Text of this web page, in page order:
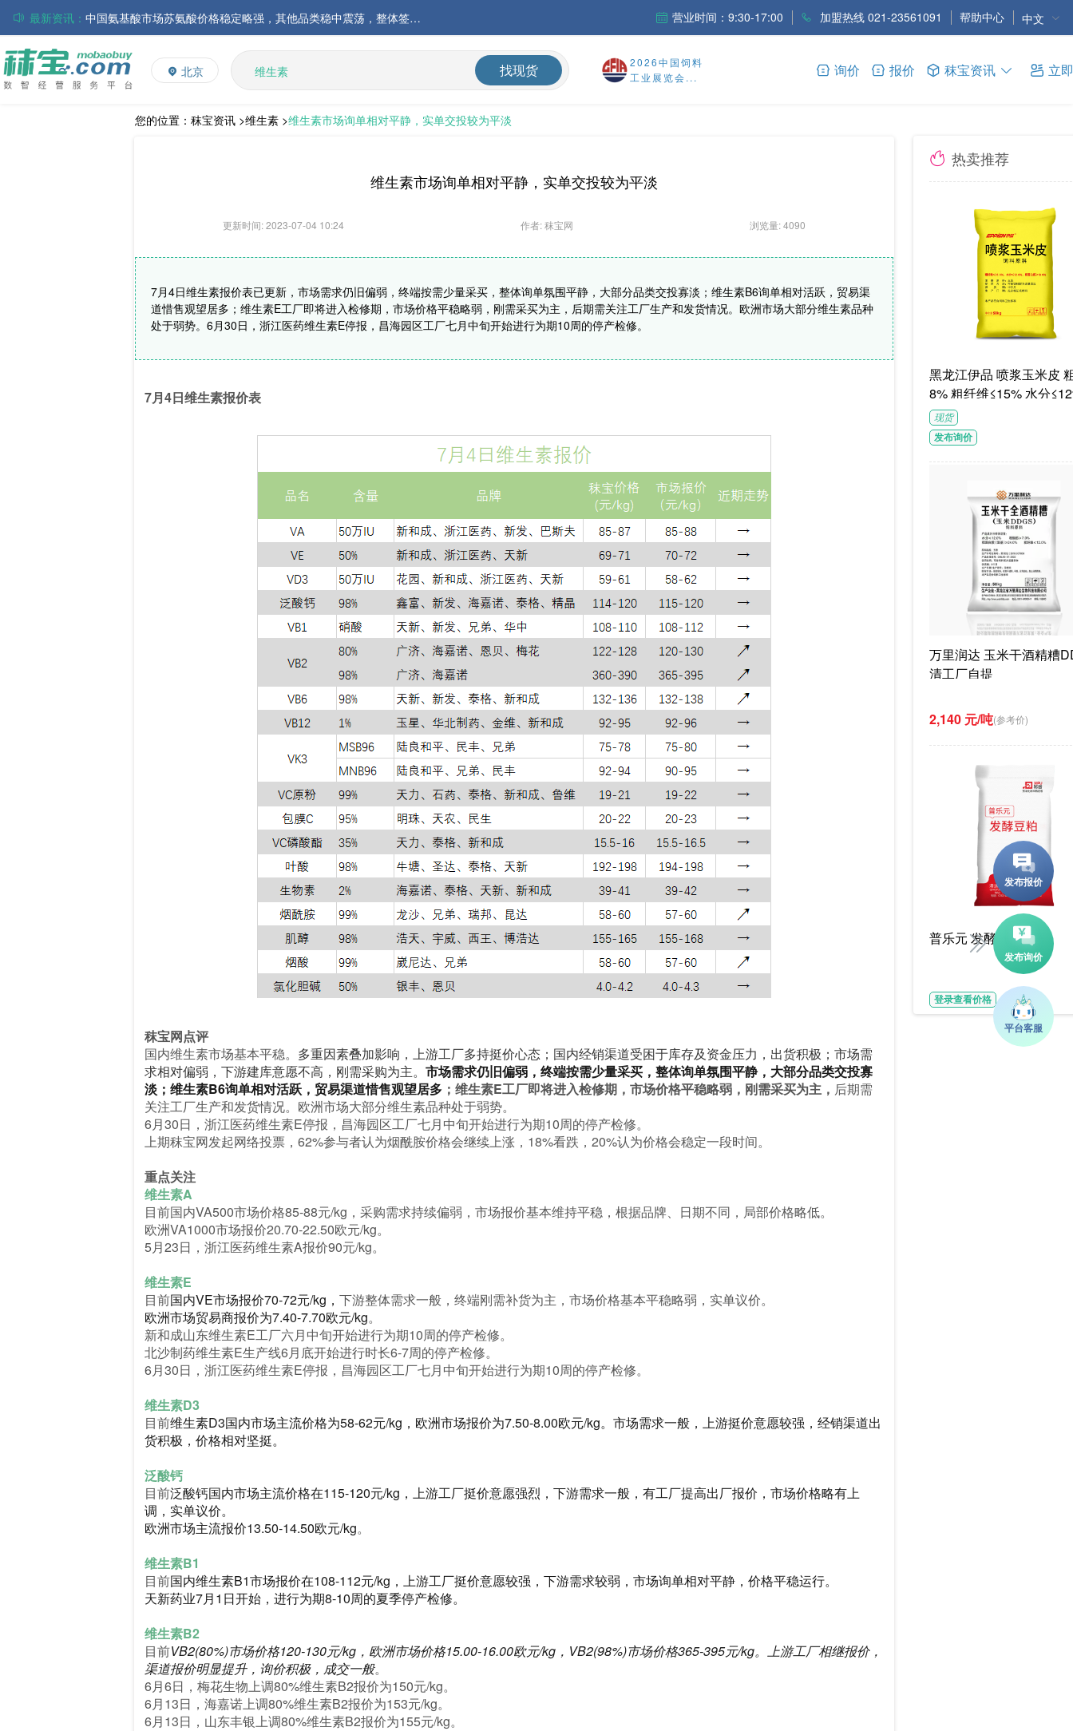
最新资讯：
中国氨基酸市场苏氨酸价格稳定略强，其他品类稳中震荡，整体签单清淡；欧洲物流成本进一步上升
磷酸氢钙市场行情走弱；小苏打和乳清粉市场价格稳定运行
帝斯曼-芬美意发布2026年上半年业绩
巴斯夫集团发布2026年第二季度财务报告
丸红株式会社发布截至2026年6月30日前3个月的合并财务报告
住友化学公布2026财年第一季度业绩
营业时间：9:30-17:00 加盟热线 021-23561091 帮助中心 中文
北京
L-赖氨酸硫酸盐
多维
多矿
维生素
饲料添加剂
找现货
2026中国饲料
工业展览会...
询价 报价 秣宝资讯 立
您的位置： 秣宝资讯 >维生素 >维生素市场询单相对平静，实单交投较为平淡
维生素市场询单相对平静，实单交投较为平淡
更新时间: 2023-07-04 10:24 作者: 秣宝网 浏览量: 4090
7月4日维生素报价表已更新，市场需求仍旧偏弱，终端按需少量采买，整体询单氛围平静，大部分品类交投寡淡；维生素B6询单相对活跃，贸易渠
道惜售观望居多；维生素E工厂即将进入检修期，市场价格平稳略弱，刚需采买为主，后期需关注工厂生产和发货情况。欧洲市场大部分维生素品种
处于弱势。6月30日，浙江医药维生素E停报，昌海园区工厂七月中旬开始进行为期10周的停产检修。
7月4日维生素报价表
秣宝网点评
国内维生素市场基本平稳。 多重因素叠加影响，上游工厂多持挺价心态；国内经销渠道受困于库存及资金压力，出货积极；市场需
求相对偏弱，下游建库意愿不高，刚需采购为主。 市场需求仍旧偏弱，终端按需少量采买，整体询单氛围平静，大部分品类交投寡
淡；维生素B6询单相对活跃，贸易渠道惜售观望居多 ；维生素E工厂即将进入检修期，市场价格平稳略弱，刚需采买为主， 后期需
关注工厂生产和发货情况。欧洲市场大部分维生素品种处于弱势。
6月30日，浙江医药维生素E停报，昌海园区工厂七月中旬开始进行为期10周的停产检修。
上期秣宝网发起网络投票，62%参与者认为烟酰胺价格会继续上涨，18%看跌，20%认为价格会稳定一段时间。
重点关注
维生素A
目前国内VA500市场价格85-88元/kg，采购需求持续偏弱，市场报价基本维持平稳，根据品牌、日期不同，局部价格略低。
欧洲VA1000市场报价20.70-22.50欧元/kg。
5月23日，浙江医药维生素A报价90元/kg。
维生素E
目前国内VE市场报价70-72元/kg， 下游整体需求一般，终端刚需补货为主，市场价格基本平稳略弱，实单议价。
欧洲市场贸易商报价为7.40-7.70欧元/kg。
新和成山东维生素E工厂六月中旬开始进行为期10周的停产检修。
北沙制药维生素E生产线6月底开始进行时长6-7周的停产检修。
6月30日，浙江医药维生素E停报，昌海园区工厂七月中旬开始进行为期10周的停产检修。
维生素D3
目前维生素D3国内市场主流价格为58-62元/kg，欧洲市场报价为7.50-8.00欧元/kg。市场需求一般，上游挺价意愿较强，经销渠道出
货积极，价格相对坚挺。
泛酸钙
目前泛酸钙国内市场主流价格在115-120元/kg，上游工厂挺价意愿强烈，下游需求一般，有工厂提高出厂报价，市场价格略有上
调，实单议价。
欧洲市场主流报价13.50-14.50欧元/kg。
维生素B1
目前国内维生素B1市场报价在108-112元/kg，上游工厂挺价意愿较强，下游需求较弱，市场询单相对平静，价格平稳运行。
天新药业7月1日开始，进行为期8-10周的夏季停产检修。
维生素B2
目前VB2(80%)市场价格120-130元/kg，欧洲市场价格15.00-16.00欧元/kg，VB2(98%)市场价格365-395元/kg。上游工厂相继报价，
渠道报价明显提升，询价积极，成交一般。
6月6日，梅花生物上调80%维生素B2报价为150元/kg。
6月13日，海嘉诺上调80%维生素B2报价为153元/kg。
6月13日，山东丰银上调80%维生素B2报价为155元/kg。
热卖推荐
黑龙江伊品 喷浆玉米皮 粗蛋白≥1
8% 粗纤维≤15% 水分
G/袋饲料级褐色或浅褐
体
现货
发布询价
万里润达 玉米干酒精糟
清工厂自提
2,140 元/吨(参考价)
普乐元 发酵豆粕
登录查看价格